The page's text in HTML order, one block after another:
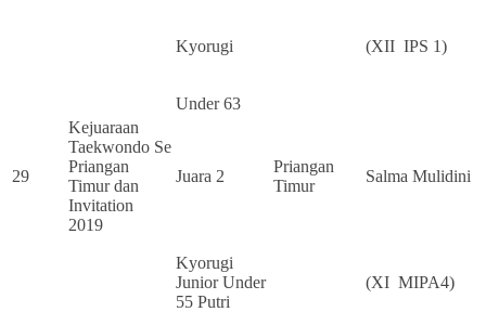
Kyorugi (XII IPS 1)
Under 63
29
Kejuaraan
Taekwondo Se
Priangan
Timur dan
Invitation
2019
Juara 2
Priangan
Timur
Salma Mulidini
Kyorugi
Junior Under
55 Putri
(XI MIPA4)